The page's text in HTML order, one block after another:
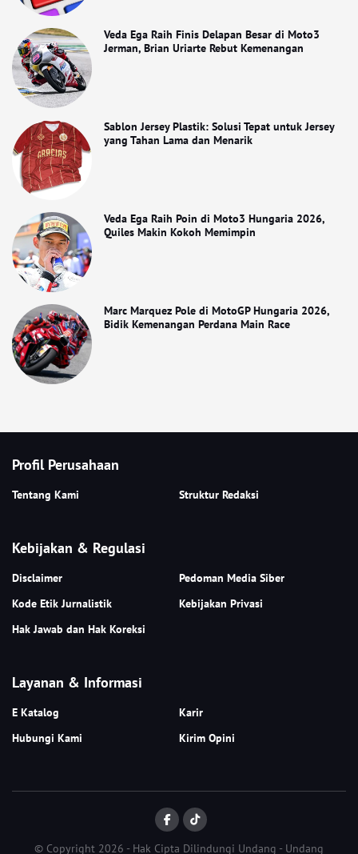
Veda Ega Raih Finis Delapan Besar di Moto3
Jerman, Brian Uriarte Rebut Kemenangan
Sablon Jersey Plastik: Solusi Tepat untuk Jersey
yang Tahan Lama dan Menarik
Veda Ega Raih Poin di Moto3 Hungaria 2026,
Quiles Makin Kokoh Memimpin
Marc Marquez Pole di MotoGP Hungaria 2026,
Bidik Kemenangan Perdana Main Race
Profil Perusahaan
Tentang Kami Struktur Redaksi
Kebijakan & Regulasi
Disclaimer
Pedoman Media Siber
Kode Etik Jurnalistik
Kebijakan Privasi
Hak Jawab dan Hak Koreksi
Layanan & Informasi
E Katalog
Karir
Hubungi Kami
Kirim Opini
© Copyright 2026 - Hak Cipta Dilindungi Undang - Undang